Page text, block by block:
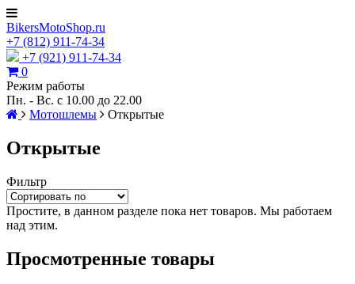
BikersMotoShop.ru
+7 (812) 911-74-34
+7 (921) 911-74-34
0
Режим работы
Пн. - Вс. с 10.00 до 22.00
Мотошлемы
Открытые
Открытые
Фильтр
Простите, в данном разделе пока нет товаров. Мы работаем
над этим.
Просмотренные товары